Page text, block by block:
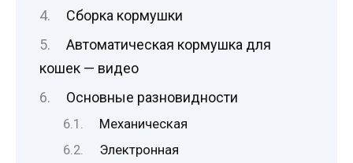
Сборка кормушки
Автоматическая кормушка для
кошек — видео
Основные разновидности
Механическая
Электронная